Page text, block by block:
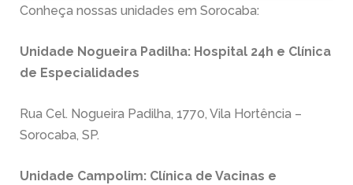
Conheça nossas unidades em Sorocaba:
Unidade Nogueira Padilha: Hospital 24h e Clínica
de Especialidades
Rua Cel. Nogueira Padilha, 1770, Vila Hortência –
Sorocaba, SP.
Unidade Campolim: Clínica de Vacinas e